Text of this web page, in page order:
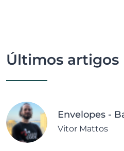
Últimos artigos
Envelopes -
Vitor Mattos